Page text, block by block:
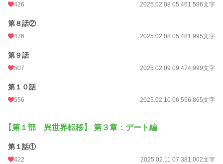
426 2025.02.08 05:461,586文字
第８話②
476 2025.02.08 05:481,995文字
第９話
507 2025.02.09 09:474,999文字
第１０話
556 2025.02.10 06:556,865文字
【第１部 異世界転移】 第３章：デート編
第１話①
422 2025.02.11 07:381,002文字